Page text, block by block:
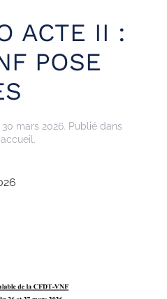
ACTE II :
POSE
30 mars 2026. Publié dans
.